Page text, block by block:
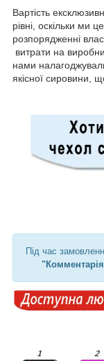
Вартість
рівні, оскільки ми
розпорядженні
витрати на
нами
якісної сировини,
Під час